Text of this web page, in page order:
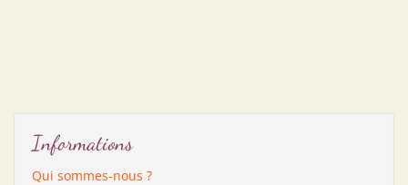
Informations
Qui sommes-nous ?